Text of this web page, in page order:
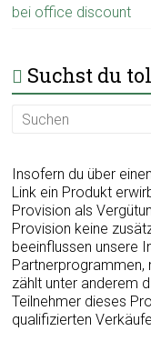
bei office discount
Suchst du
Insofern du über
Link ein Produkt
Provision als
Provision keine
beeinflussen unsere
Partnerprogrammen,
zählt unter anderem
Teilnehmer dieses
qualifizierten